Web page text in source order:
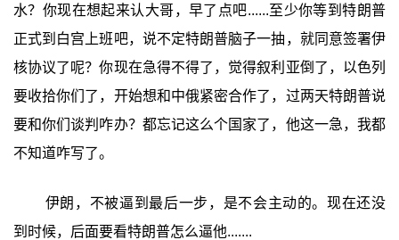
水？你现在想起来认大哥，早了点吧......至少你等到特朗普
正式到白宫上班吧，说不定特朗普脑子一抽，就同意签署伊
核协议了呢？你现在急得不得了，觉得叙利亚倒了，以色列
要收拾你们了，开始想和中俄紧密合作了，过两天特朗普说
要和你们谈判咋办？都忘记这么个国家了，他这一急，我都
不知道咋写了。
伊朗，不被逼到最后一步，是不会主动的。现在还没
到时候，后面要看特朗普怎么逼他.......